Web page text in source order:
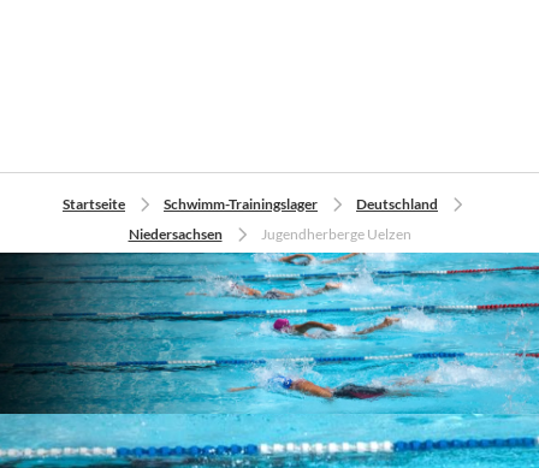
Startseite Schwimm-Trainingslager
Deutschland
Niedersachsen
Jugendherberge Uelzen